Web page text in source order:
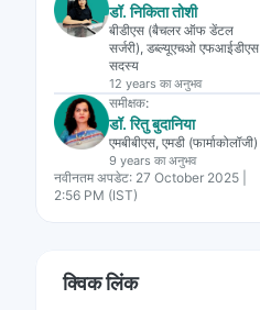
डॉ. निकिता तोशी
बीडीएस (बैचलर ऑफ डेंटल
सर्जरी), डब्ल्यूएचओ एफआईडीएस
सदस्य
12 years का अनुभव
समीक्षक:
डॉ. रितु बुदानिया
एमबीबीएस, एमडी (फार्माकोलॉजी)
9 years का अनुभव
नवीनतम अपडेट: 27 October 2025 |
2:56 PM (IST)
क्विक लिंक